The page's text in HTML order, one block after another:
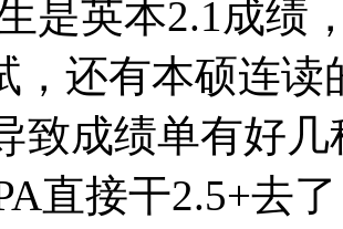
是英本2.1成绩
，还有本硕连
致成绩单有好
直接干2.5+去